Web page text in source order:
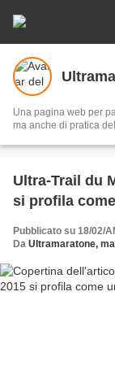
Una pagina web per
ma anche di pratica
Ultra-Trail du
si profila
Pubblicato su 18/02/
Da Ultramaratone,